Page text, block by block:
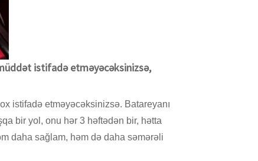
istifadə etməyəcəksinizsə,
istifadə etməyəcəksinizsə. Batareyanı
bir yol, onu hər 3 həftədən bir, hətta
daha sağlam, həm də daha səmərəli